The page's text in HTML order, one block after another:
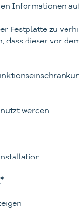
Informationen
Festplatte zu
dieser vor
werden: